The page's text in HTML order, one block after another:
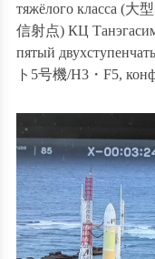
тяжёлого класса (大
信射点) КЦ
пятый
ト 5号機/H3・ F5,